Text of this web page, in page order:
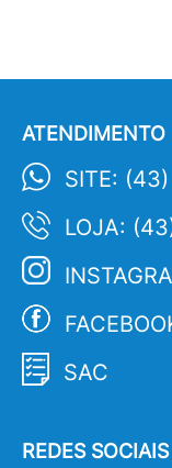
ATENDIMENTO
SITE: (43)
LOJA:
SAC
REDES SOCIAIS